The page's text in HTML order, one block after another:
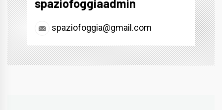
spaziofoggiaadmin
spaziofoggia@gmail.com